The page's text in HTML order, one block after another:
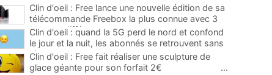
Clin d'oeil : Free lance une nouvelle édition de sa
télécommande Freebox la plus connue avec 3
saveurs différentes
...
Clin d'oeil : quand la 5G perd le nord et confond
le jour et la nuit, les abonnés se retrouvent sans
réseau
Clin d'oeil : Free fait réaliser une sculpture de
glace géante pour son forfait 2€
...